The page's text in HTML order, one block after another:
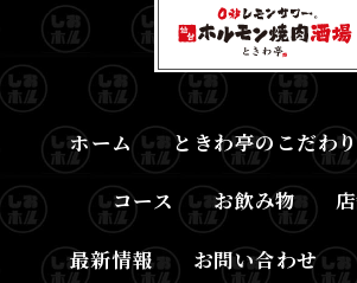
ホーム ときわ亭のこだわ
コース お飲み物
最新情報 お問い合わせ